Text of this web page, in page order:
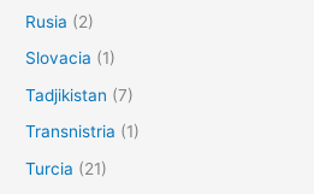
Rusia (2)
Slovacia (1)
Tadjikistan (7)
Transnistria (1)
Turcia (21)